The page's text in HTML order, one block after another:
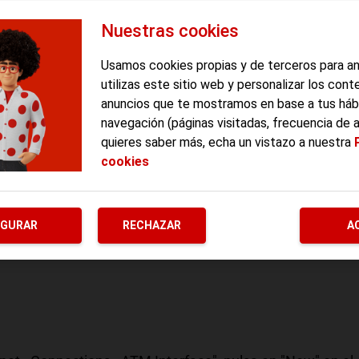
acceder al equipo. Si no los has personalizado
que tenías con Vodafone ? Pepephone u otra
el menú de la izquierda, accede a "Advanced Setup" ?
la pantalla central (Advanced - Internet - Connections -
la/las conexiones disponibles, y pulsa en el botón
Nuestras cookies
Usamos cookies propias y de terceros para
utilizas este sitio web y personalizar los
anuncios que te mostramos en base a tus
navegación (páginas visitadas, frecuencia de
quieres saber más, echa un vistazo a nuestra
cookies
RECHAZAR